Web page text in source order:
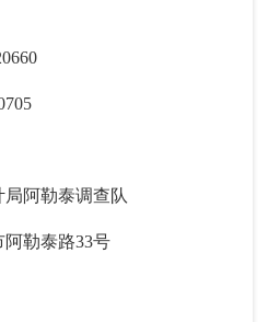
阿勒泰调查队
勒泰路33号